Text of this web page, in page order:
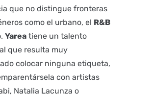
que no distingue fronteras
como el urbano, el R&B
. Yareatiene un talento
que resulta muy
colocar ninguna etiqueta,
con artistas
Natalia Lacunza o